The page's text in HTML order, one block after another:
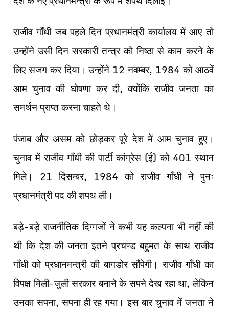
राजीव गाँधी जब पहले दिन प्रधानमंत्री कार्यालय में आए तो
उन्होंने उसी दिन सरकारी तन्त्र को निष्ठा से काम करने के
लिए सजग कर दिया। उन्होंने 12 नवम्बर, 1984 को आठवें
आम चुनाव की घोषणा कर दी, क्योंकि राजीव जनता का
समर्थन प्राप्त करना चाहते थे।
पंजाब और असम को छोड़कर पूरे देश में आम चुनाव हुए।
चुनाव में राजीव गाँधी की पार्टी कांग्रेस (ई) को 401 स्थान
मिले। 21 दिसम्बर, 1984 को राजीव गाँधी ने पुनः
प्रधानमंत्री पद की शपथ ली।
बड़े-बड़े राजनीतिक दिग्गजों ने कभी यह कल्पना भी नहीं की
थी कि देश की जनता इतने प्रचण्ड बहुमत के साथ राजीव
गाँधी को प्रधानमन्त्री की बागडोर सौंपेगी। राजीव गाँधी का
विपक्ष मिली-जुली सरकार बनाने के सपने देख रहा था, लेकिन
उनका सपना, सपना ही रह गया। इस बार चुनाव में जनता ने